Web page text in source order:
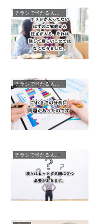
チラシで当たる人当たらない人
チラシで当たる人当たらない人